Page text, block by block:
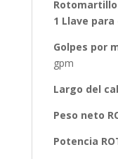
Rotomartillo
1 Llave
Golpes por
gpm
Largo del
Peso neto
Potencia